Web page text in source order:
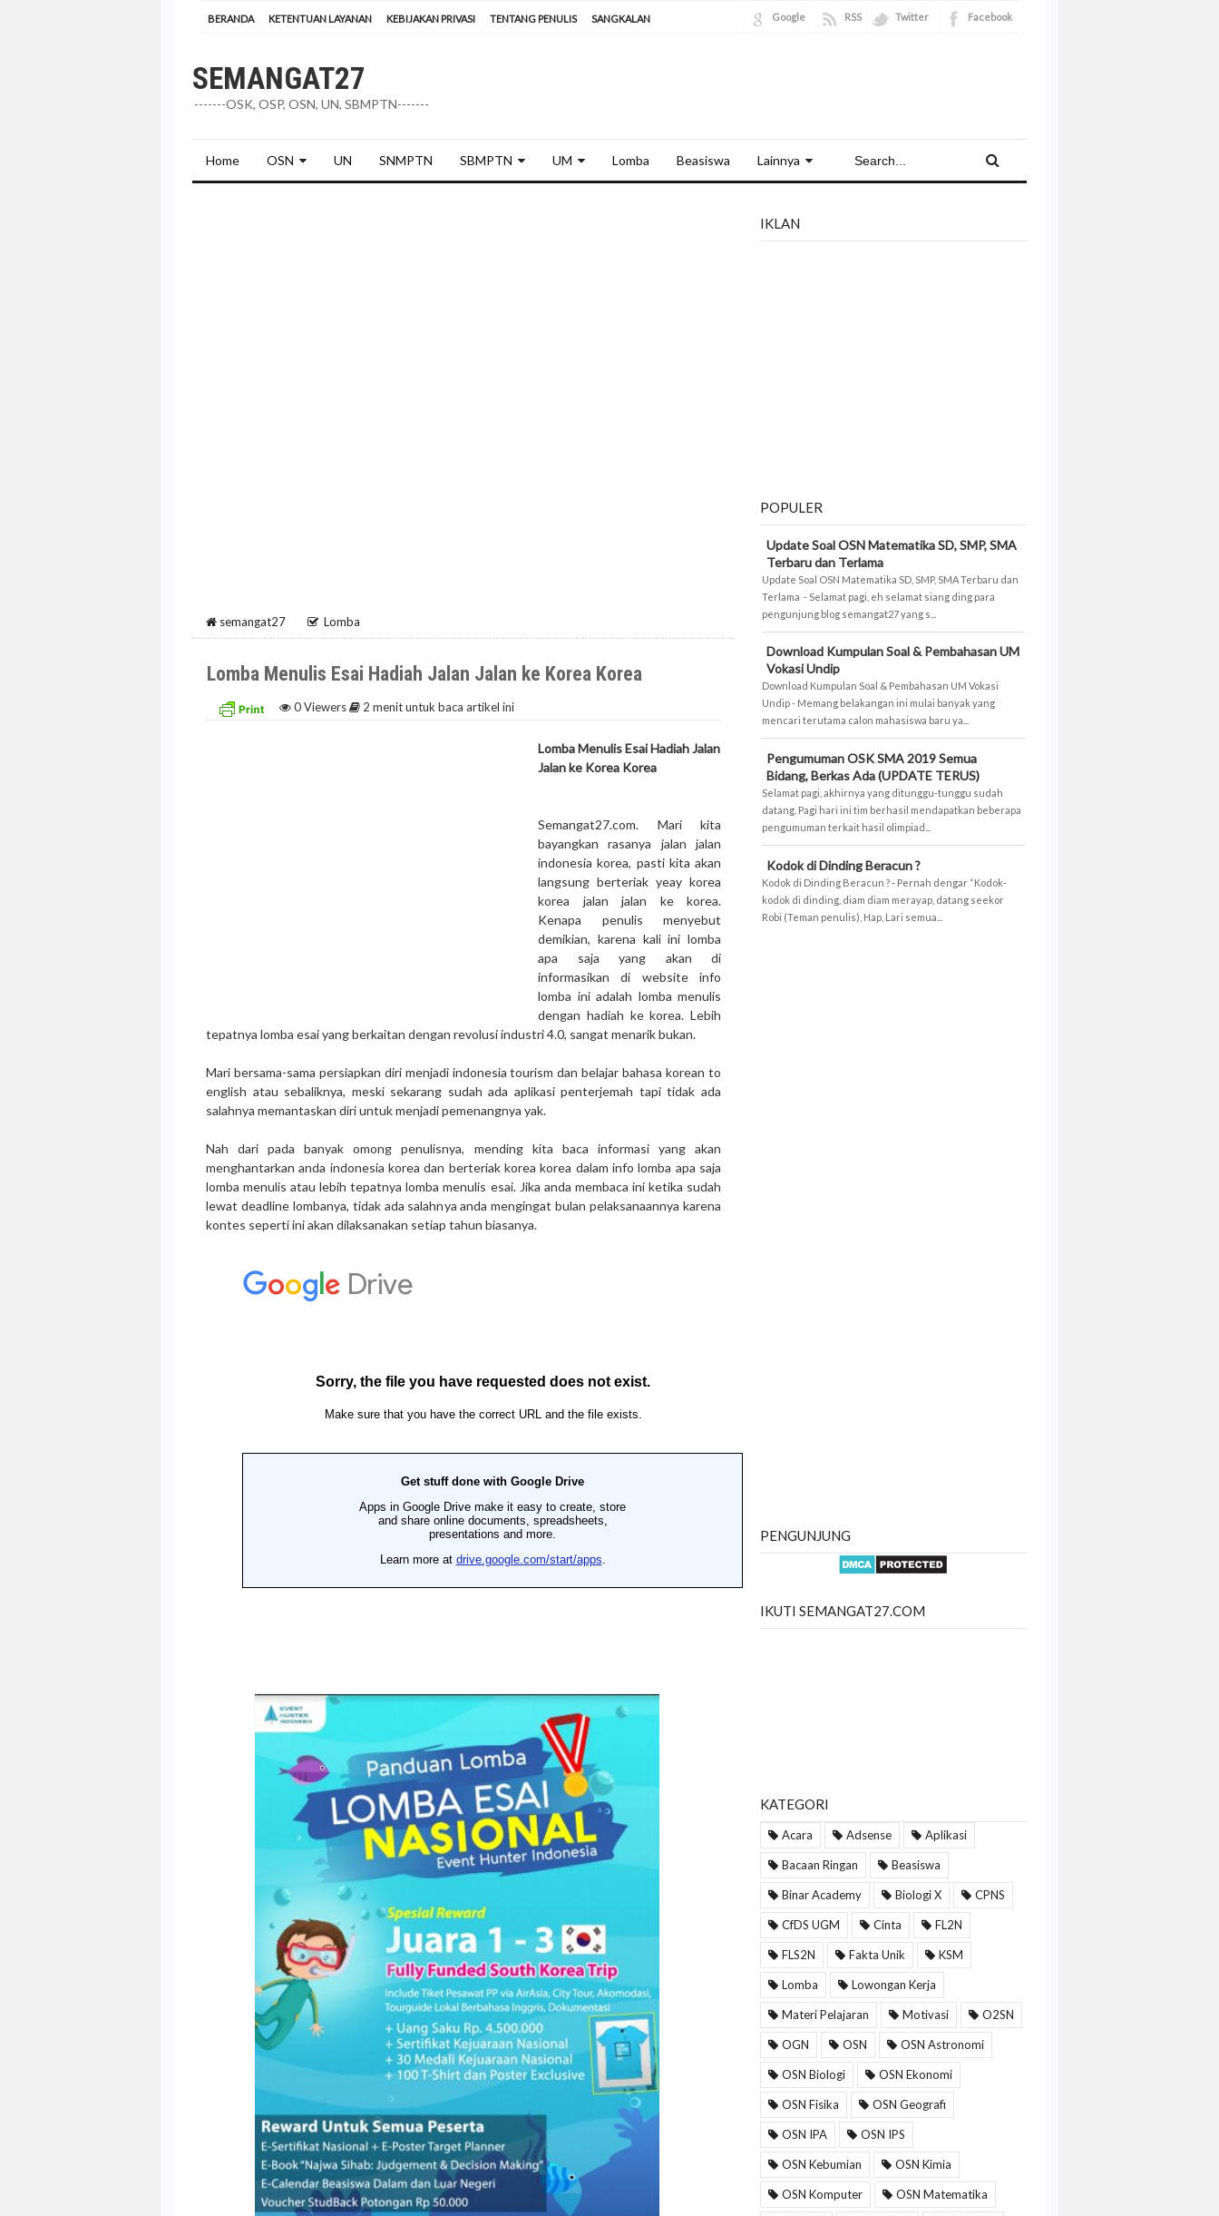
BERANDA KETENTUAN LAYANAN KEBIJAKAN PRIVASI TENTANG PENULIS SANGKALAN Facebook
Twitter
RSS
Google
SEMANGAT27
-------OSK, OSP, OSN, UN, SBMPTN-------
Home OSN UN SNMPTN SBMPTN UM Lomba Beasiswa Lainnya
semangat27 Lomba
Lomba Menulis Esai Hadiah Jalan Jalan ke Korea Korea
0Viewers 2 menit untuk baca artikel ini
Lomba Menulis Esai Hadiah Jalan
Jalan ke Korea Korea
Semangat27.com. Mari kita
bayangkan rasanya jalan jalan
indonesia korea, pasti kita akan
langsung berteriak yeay korea
korea jalan jalan ke korea.
Kenapa penulis menyebut
demikian, karena kali ini lomba
apa saja yang akan di
informasikan di website info
lomba ini adalah lomba menulis
dengan hadiah ke korea. Lebih
tepatnya lomba esai yang berkaitan dengan revolusi industri 4.0, sangat menarik bukan.
Mari bersama-sama persiapkan diri menjadi indonesia tourism dan belajar bahasa korean to
english atau sebaliknya, meski sekarang sudah ada aplikasi penterjemah tapi tidak ada
salahnya memantaskan diri untuk menjadi pemenangnya yak.
Nah dari pada banyak omong penulisnya, mending kita baca informasi yang akan
menghantarkan anda indonesia korea dan berteriak korea korea dalam info lomba apa saja
lomba menulis atau lebih tepatnya lomba menulis esai. Jika anda membaca ini ketika sudah
lewat deadline lombanya, tidak ada salahnya anda mengingat bulan pelaksanaannya karena
kontes seperti ini akan dilaksanakan setiap tahun biasanya.
IKLAN
POPULER
Update Soal OSN Matematika SD, SMP, SMA
Terbaru dan Terlama
Update Soal OSN Matematika SD, SMP, SMA Terbaru dan
Terlama - Selamat pagi, eh selamat siang ding para
pengunjung blog semangat27 yang s...
Download Kumpulan Soal & Pembahasan UM
Vokasi Undip
Download Kumpulan Soal & Pembahasan UM Vokasi
Undip - Memang belakangan ini mulai banyak yang
mencari terutama calon mahasiswa baru ya...
Pengumuman OSK SMA 2019 Semua
Bidang, Berkas Ada (UPDATE TERUS)
Selamat pagi, akhirnya yang ditunggu-tunggu sudah
datang. Pagi hari ini tim berhasil mendapatkan beberapa
pengumuman terkait hasil olimpiad...
Kodok di Dinding Beracun ?
Kodok di Dinding Beracun ? - Pernah dengar “Kodok-
kodok di dinding, diam diam merayap, datang seekor
Robi (Teman penulis), Hap, Lari semua...
PENGUNJUNG
IKUTI SEMANGAT27.COM
KATEGORI
Acara Adsense Aplikasi
Bacaan Ringan Beasiswa
Binar Academy Biologi X CPNS
CfDS UGM Cinta FL2N
FLS2N Fakta Unik KSM
Lomba Lowongan Kerja
Materi Pelajaran Motivasi O2SN
OGN OSN OSN Astronomi
OSN Biologi OSN Ekonomi
OSN Fisika OSN Geografi
OSN IPA OSN IPS
OSN Kebumian OSN Kimia
OSN Komputer OSN Matematika